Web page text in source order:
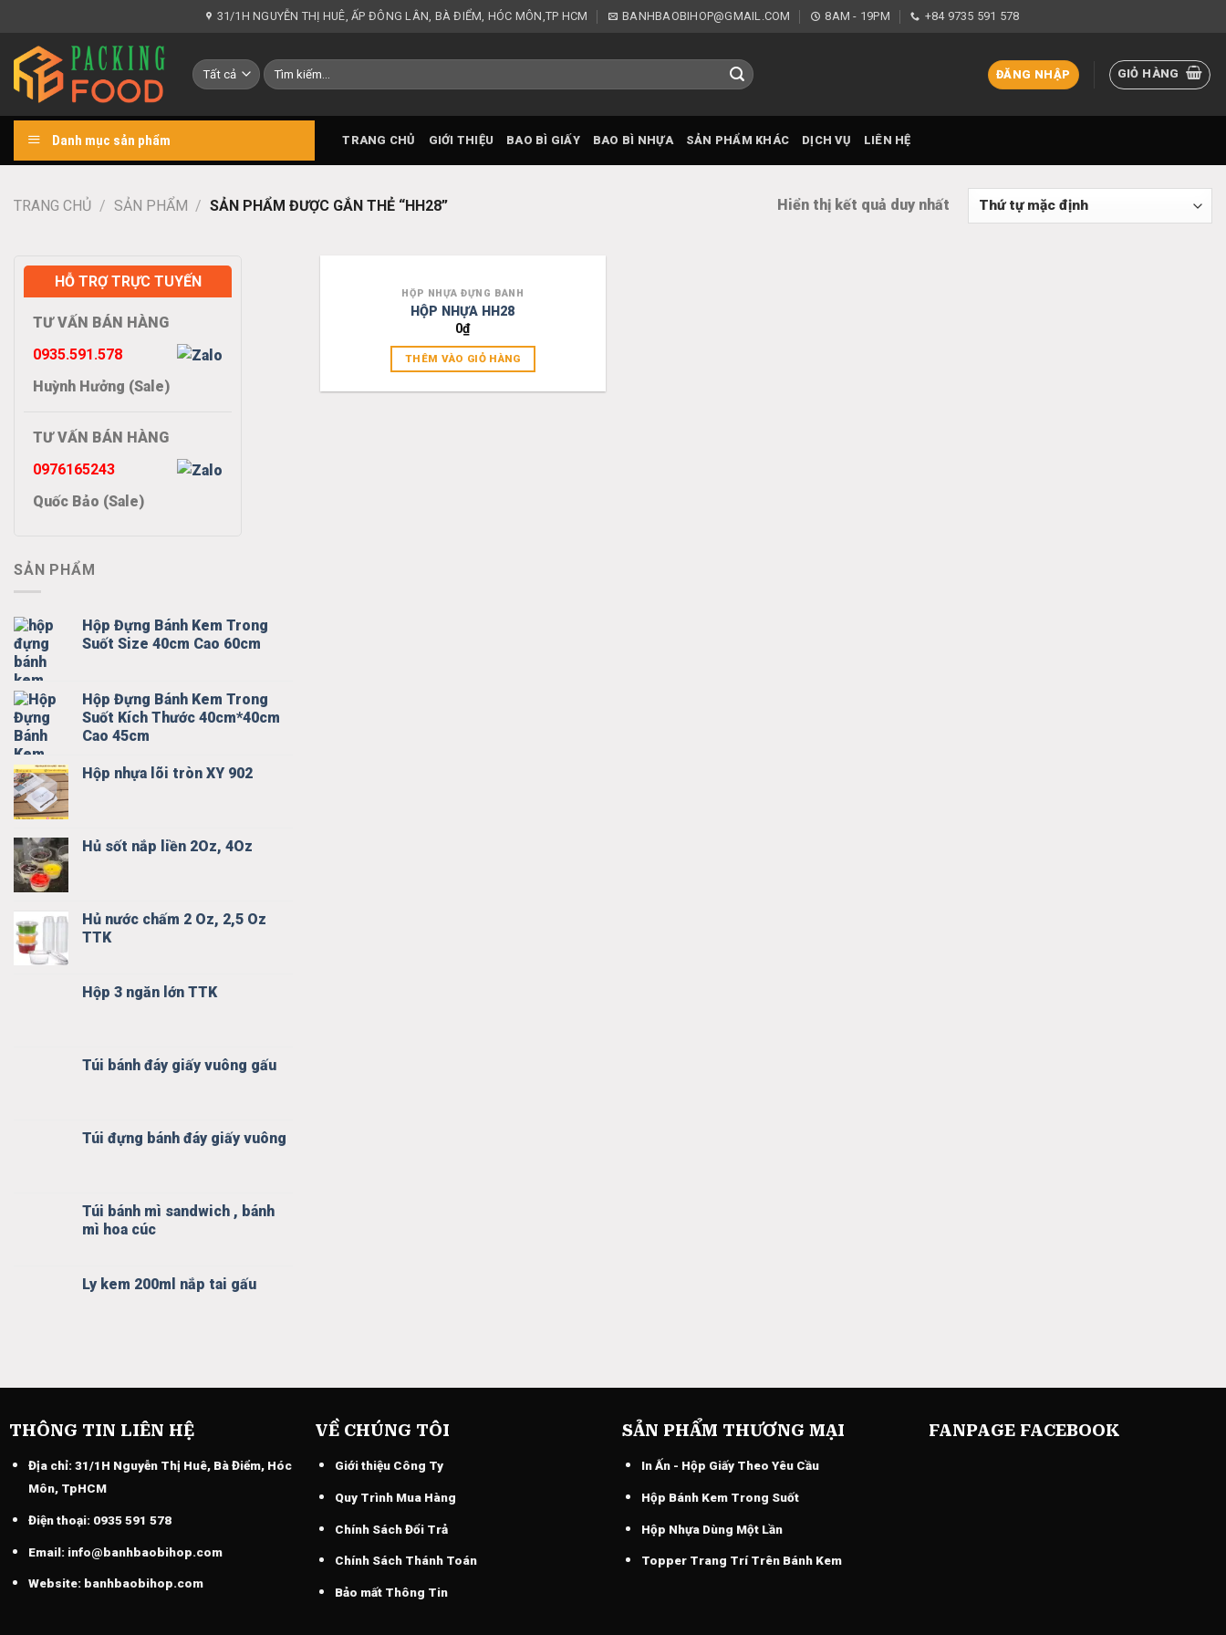
nội
dung
31/1H NGUYỄN THỊ HUÊ, ẤP ĐÔNG LÂN, BÀ ĐIỂM, HÓC MÔN,TP HCM BANHBAOBIHOP@GMAIL.COM 8AM - 19PM +84 9735 591 578
Tìm
kiếm:
ĐĂNG NHẬP GIỎ HÀNG
Danh mục sản phẩm TRANG CHỦ GIỚI THIỆU BAO BÌ GIẤY BAO BÌ NHỰA SẢN PHẨM KHÁC DỊCH VỤ LIÊN HỆ
TRANG CHỦ / SẢN PHẨM / SẢN PHẨM ĐƯỢC GẮN THẺ “HH28” Hiển thị kết quả duy nhất
HỖ TRỢ TRỰC TUYẾN
TƯ VẤN BÁN HÀNG
0935.591.578
Huỳnh Hưởng (Sale)
TƯ VẤN BÁN HÀNG
0976165243
Quốc Bảo (Sale)
SẢN PHẨM
Hộp Đựng Bánh Kem Trong
Suốt Size 40cm Cao 60cm
Hộp Đựng Bánh Kem Trong
Suốt Kích Thước 40cm*40cm
Cao 45cm
Hộp nhựa lõi tròn XY 902
Hủ sốt nắp liền 2Oz, 4Oz
Hủ nước chấm 2 Oz, 2,5 Oz
TTK
Hộp 3 ngăn lớn TTK
Túi bánh đáy giấy vuông gấu
Túi đựng bánh đáy giấy vuông
Túi bánh mì sandwich , bánh
mì hoa cúc
Ly kem 200ml nắp tai gấu
HỘP NHỰA ĐỰNG BÁNH
HỘP NHỰA HH28
0₫
THÊM VÀO GIỎ HÀNG
THÔNG TIN LIÊN HỆ
Địa chỉ:31/1H Nguyễn Thị Huê, Bà Điểm, Hóc
Môn, TpHCM
Điện thoại:0935 591 578
Email:info@banhbaobihop.com
Website:banhbaobihop.com
VỀ CHÚNG TÔI
Giới thiệu Công Ty
Quy Trình Mua Hàng
Chính Sách Đổi Trả
Chính Sách Thánh Toán
Bảo mất Thông Tin
SẢN PHẨM THƯƠNG MẠI
In Ấn - Hộp Giấy Theo Yêu Cầu
Hộp Bánh Kem Trong Suốt
Hộp Nhựa Dùng Một Lần
Topper Trang Trí Trên Bánh Kem
FANPAGE FACEBOOK